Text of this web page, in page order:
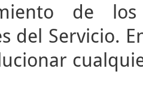
de
del Servicio.